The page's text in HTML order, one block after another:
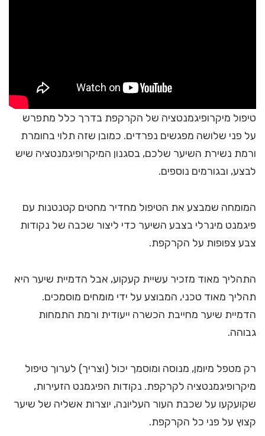
טיפול מיקרופיגמנטציה של הקרקפת בדרך כלל מתפרש
על פני שלושה מפגשים נפרדים. כמובן שזה תלוי בחומרת
ורמת נשירת השיער שלכם, בסגנון המיקרופיגמנטציה שיש
לבצע, ובגורמים נוספים.
המומחה שמבצע את הטיפול מחדיר מחטים קטנטנות עם
פיגמנט מינרלי בצבע השיער כדי ליצור שכבה של נקודות
צבע צפופות על הקרקפת.
התהליך מאוד מזכיר עשיית קעקוע, אבל הדמיית שיער היא
תהליך מאוד טכני, המבוצע על ידי מומחים מוסמכים.
הדמיית שיער מחייבת הכשרה ייעודית ורמת התמחות
גבוהה.
רק מטפל מיומן, מנוסה ומוסמך יכול (וצריך) לערוך טיפול
מיקרופיגמנטציה לקרקפת. נקודות הפיגמנט הזעירות,
שקועקעו על שכבת העור העליונה, יוצרות אשליה של שיער
קצוץ על פני כל הקרקפת.